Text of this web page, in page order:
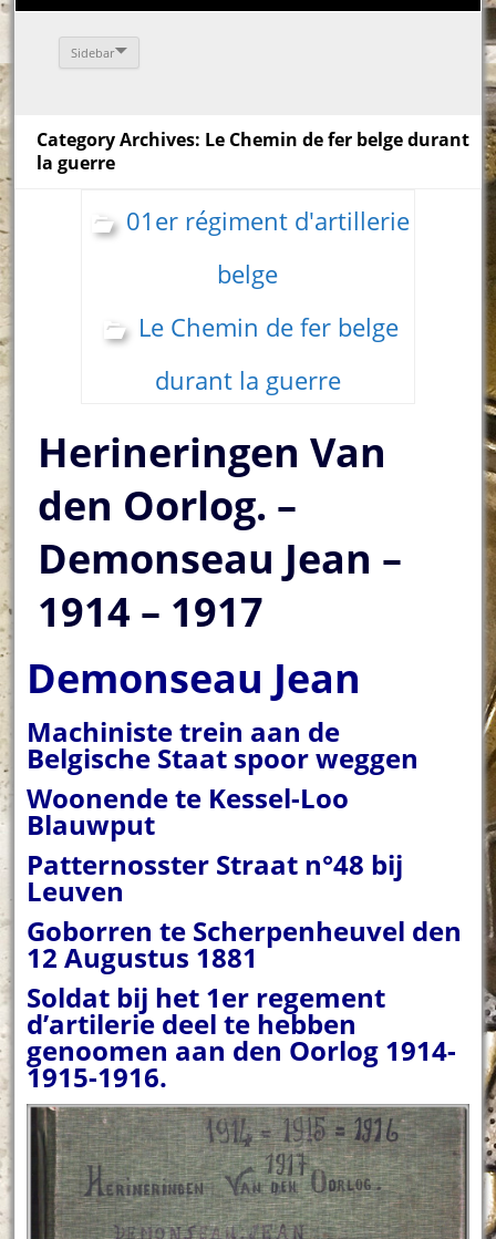
Sidebar
Category Archives: Le Chemin de fer belge durant
la guerre
01er régiment d'artillerie
belge
Le Chemin de fer belge
durant la guerre
Herineringen Van
den Oorlog. –
Demonseau Jean –
1914 – 1917
Demonseau Jean
Machiniste trein aan de
Belgische Staat spoor weggen
Woonende te Kessel-Loo
Blauwput
Patternosster Straat n°48 bij
Leuven
Goborren te Scherpenheuvel den
12 Augustus 1881
Soldat bij het 1er regement
d’artilerie deel te hebben
genoomen aan den Oorlog 1914-
1915-1916.